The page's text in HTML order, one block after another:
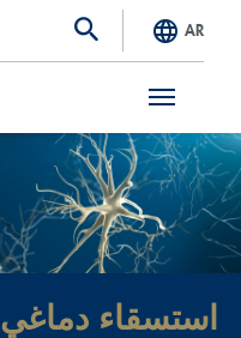
S
k
i
p
AR
استسقاء دماغي